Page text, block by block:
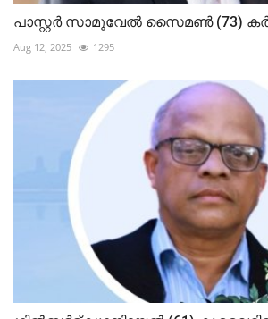
പാസ്റ്റർ സാമുവേൽ സൈമൺ (73)
Aug 12, 2025 1295